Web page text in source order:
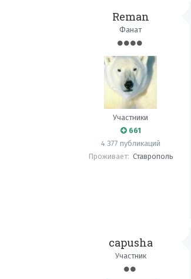
Reman
Фанат
Участники
661
4 377 публикаций
Проживает: Ставрополь
capusha
Участник